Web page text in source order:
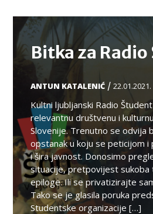
Bitka za
ANTUN KATALENIĆ /22.01.2021.
Kultni ljubljanski Radio
relevantnu društvenu i
Slovenije. Trenutno se odvija
opstanak u koju se peticijom i
i šira javnost. Donosimo
situacije, pretpovijest sukoba
epiloge. Ili se privatizirajte
Tako se je glasila poruka
Studentske organizacije […]